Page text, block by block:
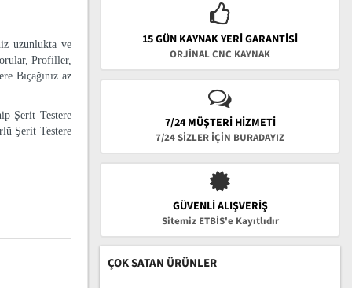
uzunlukta ve
Profiller,
Bıçağınız az
Şerit Testere
Şerit Testere
15 GÜN KAYNAK YERI GARANTISI
ORJİNAL CNC KAYNAK
7/24 MÜŞTERİ HİZMETİ
7/24 SİZLER İÇİN BURADAYIZ
GÜVENLI ALIŞVERIŞ
Sitemiz ETBİS'e Kayıtlıdır
ÇOK SATAN ÜRÜNLER